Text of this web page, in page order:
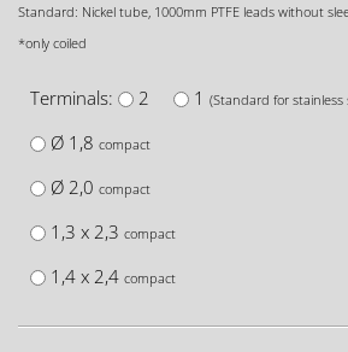
Standard: Nickel tube, 1000mm PTFE leads without
*only coiled
Terminals: 2 1 (Standard for
Ø 1,8 compact
Ø 2,0 compact
1,3 x 2,3 compact
1,4 x 2,4 compact